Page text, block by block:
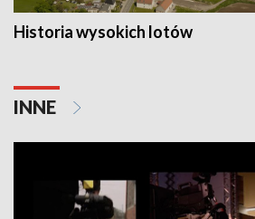
Historia wysokich lotów
INNE